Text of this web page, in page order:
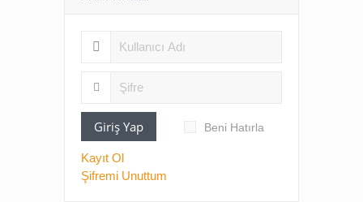
Giriş Yap Beni Hatırla
Kayıt Ol
Şifremi Unuttum